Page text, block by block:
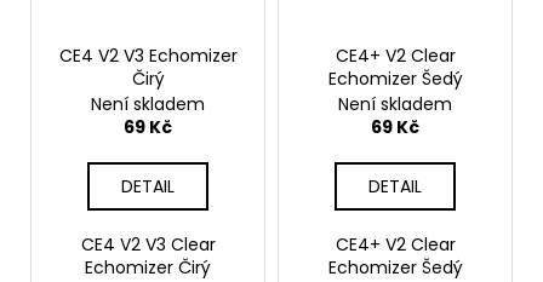
CE4 V2 V3 Echomizer
Čirý
Není skladem
69 Kč
DETAIL
CE4 V2 V3 Clear
Echomizer Čirý
CE4+ V2 Clear
Echomizer Šedý
Není skladem
69 Kč
DETAIL
CE4+ V2 Clear
Echomizer Šedý